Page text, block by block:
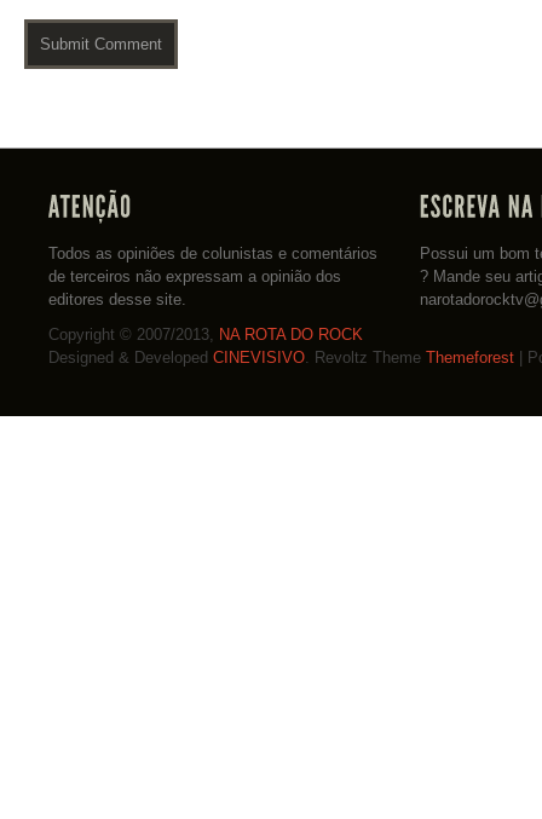
Todos as opiniões de colunistas e comentários
de terceiros não expressam a opinião dos
editores desse site.
Possui um bom
? Mande seu
Copyright © 2007/2013, NA ROTA DO ROCK
Designed & Developed CINEVISIVO . Revoltz Theme Themeforest |